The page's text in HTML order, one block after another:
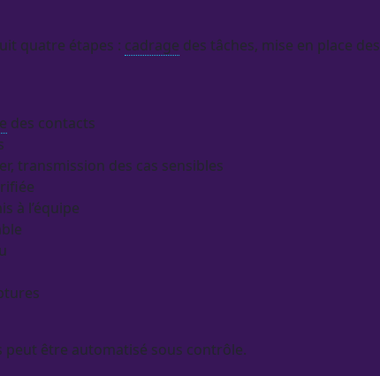
quatre étapes : cadrage des tâches, mise en place des
des contacts
transmission des cas sensibles
à l’équipe
peut être automatisé sous contrôle.